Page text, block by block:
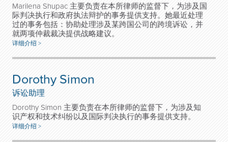
Marilena Shupac 主要负责在本所律师的监督下，为涉及国
际判决执行和政府执法辩护的事务提供支持。她最近处理
过的事务包括：协助处理涉及某跨国公司的跨境诉讼，并
就两项仲裁裁决提供战略建议。
详细介绍 >
Dorothy Simon
诉讼助理
Dorothy Simon 主要负责在本所律师的监督下，为涉及知
识产权和技术纠纷以及国际判决执行的事务提供支持。
详细介绍 >